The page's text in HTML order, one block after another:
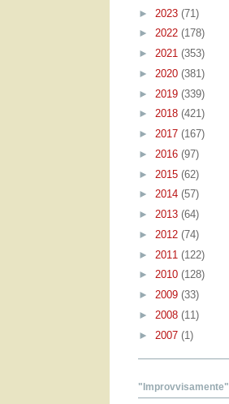
► 2023 (71)
► 2022 (178)
► 2021 (353)
► 2020 (381)
► 2019 (339)
► 2018 (421)
► 2017 (167)
► 2016 (97)
► 2015 (62)
► 2014 (57)
► 2013 (64)
► 2012 (74)
► 2011 (122)
► 2010 (128)
► 2009 (33)
► 2008 (11)
► 2007 (1)
"Improvvisamente"